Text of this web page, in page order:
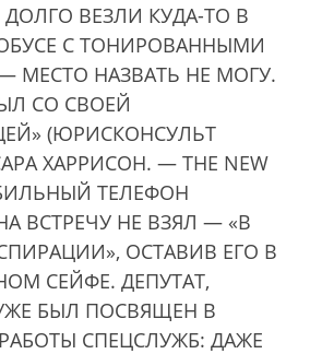
ВЕЗЛИ КУДА-ТО В
С ТОНИРОВАННЫМИ
МЕСТО НАЗВАТЬ НЕ МОГУ.
СО СВОЕЙ
(ЮРИСКОНСУЛЬТ
ХАРРИСОН. — THE NEW
ТЕЛЕФОН
ВСТРЕЧУ НЕ ВЗЯЛ — «В
ОСТАВИВ ЕГО В
СЕЙФЕ. ДЕПУТАТ,
БЫЛ ПОСВЯЩЕН В
СПЕЦСЛУЖБ: ДАЖЕ